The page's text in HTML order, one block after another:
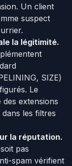
Un client
suspect
la légitimité.
SIZE)
Le
extensions
les filtres
la réputation.
pas
spam vérifient